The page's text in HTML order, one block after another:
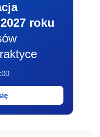
roku